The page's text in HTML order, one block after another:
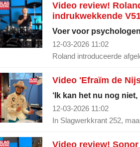
Video review!
indrukwekkende
Voer voor
12-03-2026 11:02
Roland introduceerde
Video 'Efraïm de
‘Ik kan het nu nog
12-03-2026 11:02
In Slagwerkkrant 252,
Video review!